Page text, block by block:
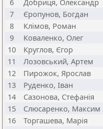
6
Добриця, Олександр
7
Єропунов, Богдан
8
Клімов, Роман
9
Коваленко, Олег
10
Круглов, Єгор
11
Лозовський, Артем
12
Пирожок, Ярослав
13
Руденко, Іван
14
Сазонова, Стефанія
15
Слюсаренко, Максим
16
Торгашева, Марія